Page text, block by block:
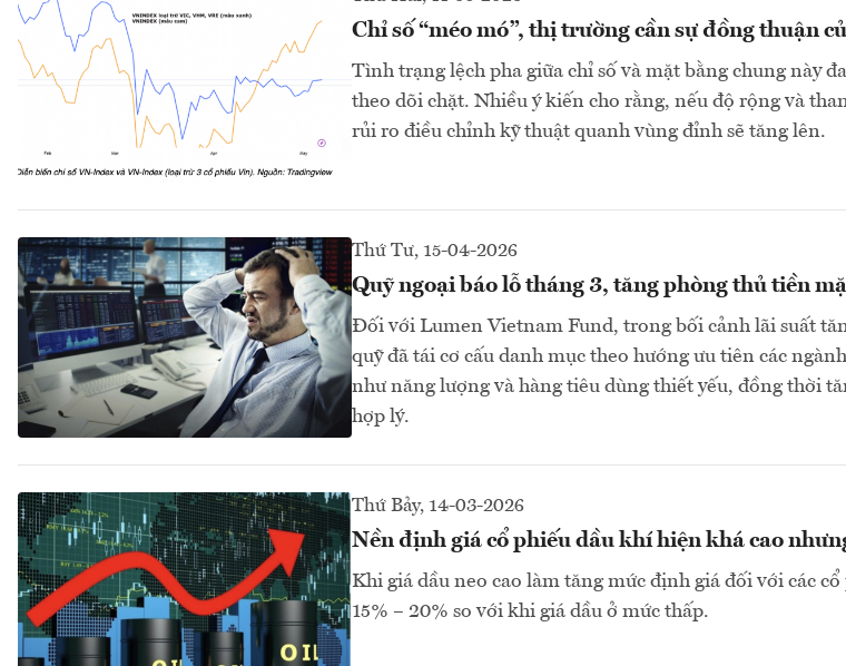
Chỉ số “méo mó”, thị trường cần sự đồng thuận
Tình trạng lệch pha giữa chỉ số và mặt bằng chung này
theo dõi chặt. Nhiều ý kiến cho rằng, nếu độ rộng và
rủi ro điều chỉnh kỹ thuật quanh vùng đỉnh sẽ tăng lên.
Thứ Tư, 15-04-2026
Quỹ ngoại báo lỗ tháng 3, tăng phòng thủ tiền
Đối với Lumen Vietnam Fund, trong bối cảnh lãi suất
quỹ đã tái cơ cấu danh mục theo hướng ưu tiên các
như năng lượng và hàng tiêu dùng thiết yếu, đồng thời
hợp lý.
Thứ Bảy, 14-03-2026
Nền định giá cổ phiếu dầu khí hiện khá cao
Khi giá dầu neo cao làm tăng mức định giá đối với các
15% – 20% so với khi giá dầu ở mức thấp.